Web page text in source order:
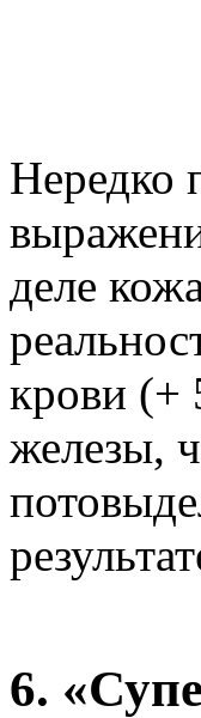
Нередко
деле
крови (+
железы,
6.